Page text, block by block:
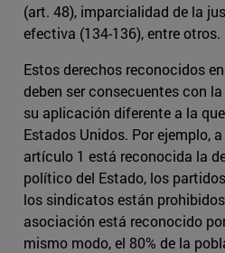
(art. 48), imparcialidad de la
efectiva (134-136), entre otros.
Estos derechos reconocidos
deben ser consecuentes con
su aplicación diferente a la
Estados Unidos. Por ejemplo,
artículo 1 está reconocida la
político del Estado, los
los sindicatos están
asociación está reconocido
mismo modo, el 80% de la